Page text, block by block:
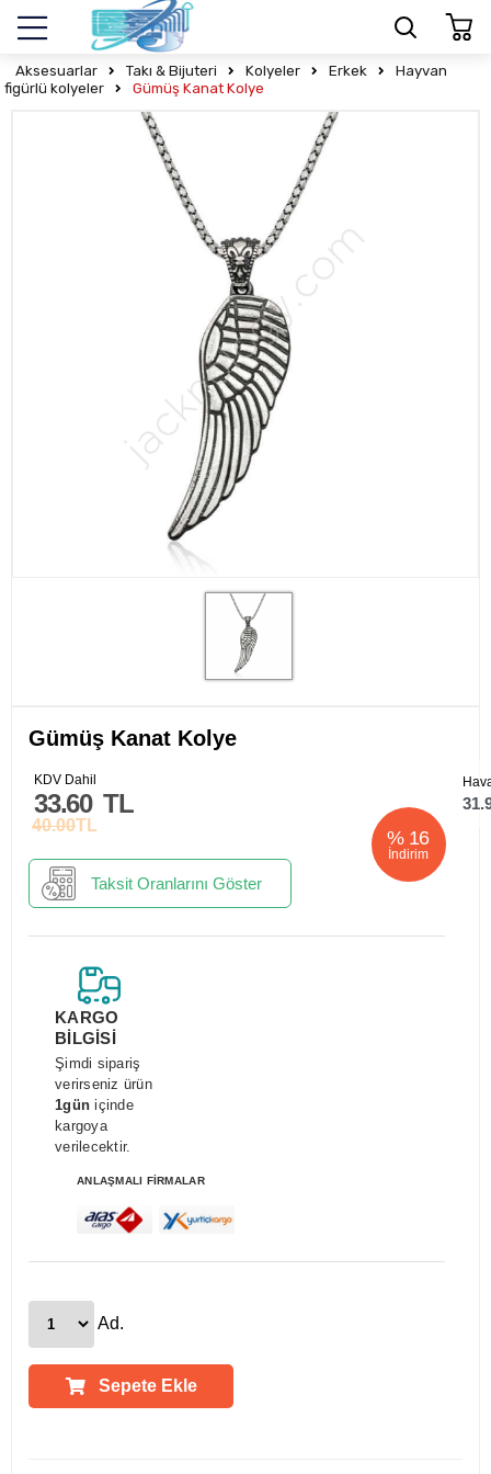
Aksesuarlar Takı & Bijuteri Kolyeler Erkek
Hayvan
figürlü kolyeler
​Gümüş Kanat Kolye
​Gümüş Kanat Kolye
% 16
İndirim
40.00TL
33.60 TL
KDV Dahil
Taksit Oranlarını Göster
KARGO
BİLGİSİ
Şimdi sipariş
verirseniz ürün
1gün içinde
kargoya
verilecektir.
ANLAŞMALI FİRMALAR
Ad.
Sepete Ekle